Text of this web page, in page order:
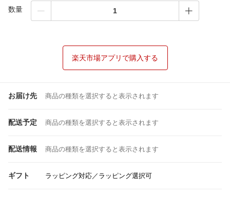
数量
楽天市場アプリで購入する
お届け先 商品の種類を選択すると表示されます
配送予定 商品の種類を選択すると表示されます
配送情報 商品の種類を選択すると表示されます
ギフト ラッピング対応／ラッピング選択可